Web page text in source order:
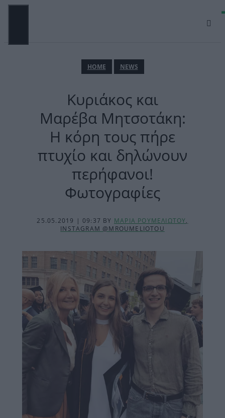
Μετάβαση
ΗΟΜΕ NEWS
Κυριάκος και
Μαρέβα Μητσοτάκη:
Η κόρη τους πήρε
πτυχίο και δηλώνουν
περήφανοι!
Φωτογραφίες
25.05.2019 | 09:37 BY ΜΑΡΙΑ ΡΟΥΜΕΛΙΩΤΟΥ,
INSTAGRAM @MROUMELIOTOU